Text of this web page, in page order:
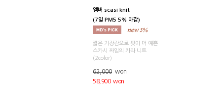
앰버 scasi knit
(7일 PM5 5% 마감)
짧은 기장감으로 핏이 더 예쁜
스카시 짜임의 카라 니트
(2color)
62,000 won
58,900 won